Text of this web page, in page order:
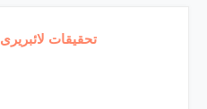
تحقیقات لائبریری